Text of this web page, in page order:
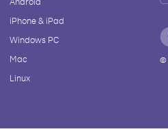
iPhone & iPad
Windows PC
Mac
Linux
©